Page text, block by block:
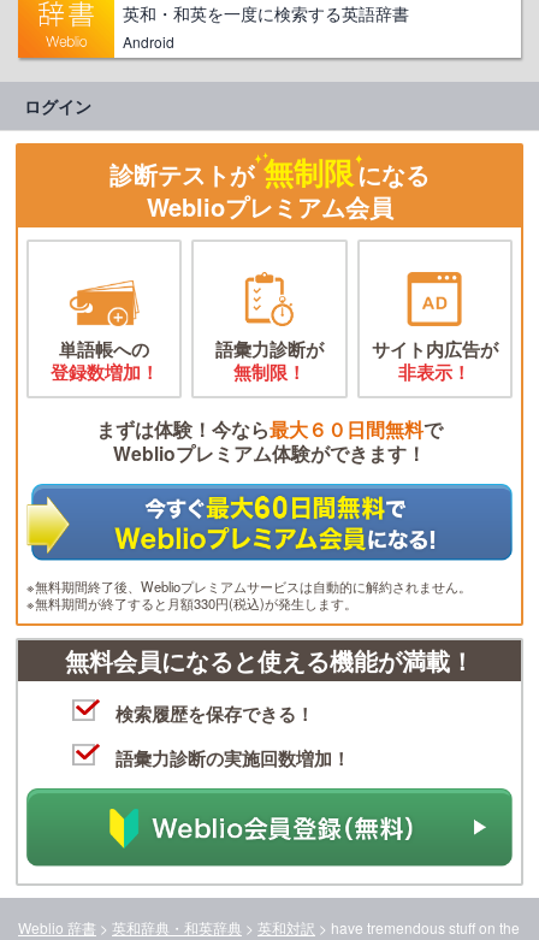
英和・和英を一度に検索する英語辞書
Android
ログイン
診断テストが 無制限になる
Weblioプレミアム会員
単語帳への
登録数増加！
語彙力診断が
無制限！
サイト内広告が
非表示！
まずは体験！今なら最大６０日間無料で
Weblioプレミアム体験ができます！
※無料期間終了後、Weblioプレミアムサービスは自動的に解約されません。
※無料期間が終了すると月額330円(税込)が発生します。
無料会員になると使える機能が満載！
検索履歴を保存できる！
語彙力診断の実施回数増加！
Weblio 辞書 > 英和辞典・和英辞典 > 英和対訳 > have tremendous stuff on the